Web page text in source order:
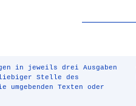
in jeweils drei Ausgaben
Stelle des
Texten oder